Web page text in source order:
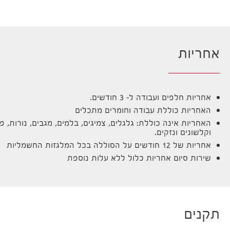
אחריות
אחריות חלפים ועבודה ל- 3 חודשים.
האחריות כוללת עבודה וחומרים מתכלים
האחריות אינה כוללת: גלגלים, צמיגים, בלמים, מגבים,
וקלשונים ונזקים.
אחריות של 12 חודשים על הסוללה בכל המלגזות החשמליות
שירות סיום אחריות כלול ללא עלות נוספת
תקנים